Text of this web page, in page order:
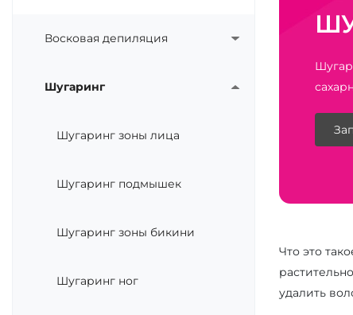
Восковая депиляция
Шугаринг
Шугаринг зоны лица
Шугаринг подмышек
Шугаринг зоны бикини
Шугаринг ног
Что это
удалить